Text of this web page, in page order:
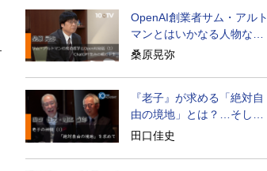
OpenAI創業者サム・アルト
マンとはいかなる人物なの
か
桑原晃弥
『老子』が求める「絶対自
由の境地」とは？…そして
創造長寿へ
田口佳史